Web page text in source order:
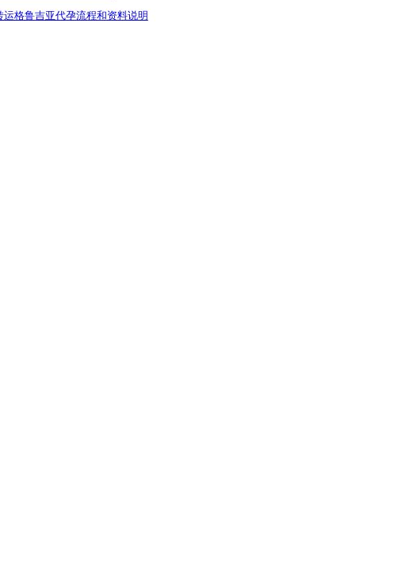
格鲁吉亚代孕流程和资料说明